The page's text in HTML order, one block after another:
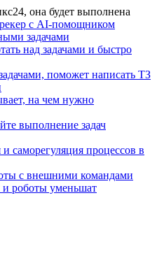
она будет выполнена
с AI-помощником
задачами
над задачами и быстро
поможет написать ТЗ
на чем нужно
выполнение задач
саморегуляция процессов в
с внешними командами
роботы уменьшат